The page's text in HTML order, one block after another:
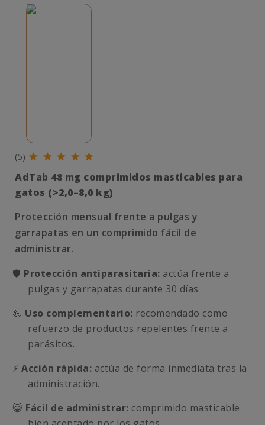
(5)
AdTab 48 mg comprimidos masticables para
gatos (>2,0–8,0 kg)
Protección mensual frente a pulgas y
garrapatas en un comprimido fácil de
administrar.
🛡️ Protección antiparasitaria: actúa frente a
pulgas y garrapatas durante 30 días
💪 Uso complementario: recomendado como
refuerzo de productos repelentes frente a
parásitos.
⚡ Acción rápida: actúa de forma inmediata tras la
administración.
😺 Fácil de administrar: comprimido masticable